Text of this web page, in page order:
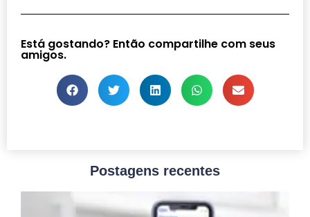
Está gostando? Então compartilhe com seus
amigos.
Postagens recentes